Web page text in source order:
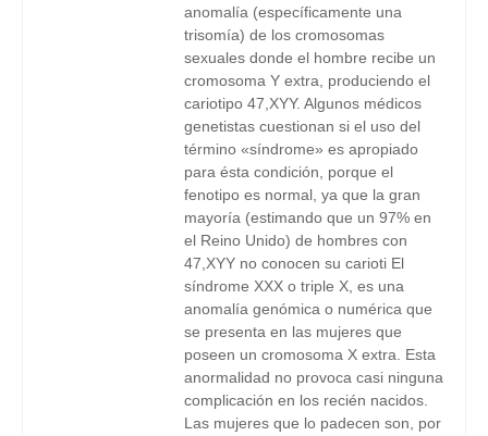
anomalía (específicamente una
trisomía) de los cromosomas
sexuales donde el hombre recibe un
cromosoma Y extra, produciendo el
cariotipo 47,XYY. Algunos médicos
genetistas cuestionan si el uso del
término «síndrome» es apropiado
para ésta condición, porque el
fenotipo es normal, ya que la gran
mayoría (estimando que un 97% en
el Reino Unido) de hombres con
47,XYY no conocen su carioti El
síndrome XXX o triple X, es una
anomalía genómica o numérica que
se presenta en las mujeres que
poseen un cromosoma X extra. Esta
anormalidad no provoca casi ninguna
complicación en los recién nacidos.
Las mujeres que lo padecen son, por